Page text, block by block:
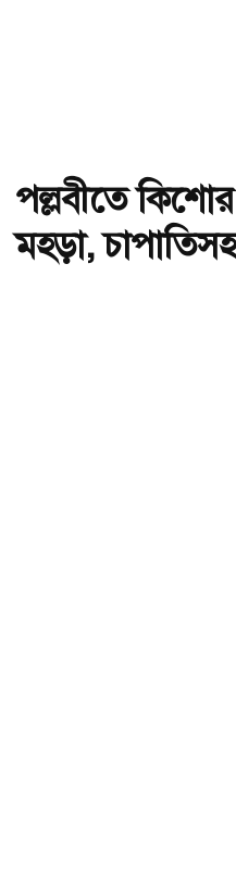
পল্লবীতে কিশোর
মহড়া,